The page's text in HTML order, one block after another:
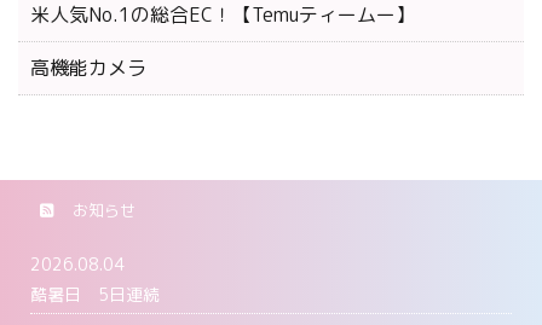
米人気No.1の総合EC！【Temuティームー】
高機能カメラ
お知らせ
2026.08.04
酷暑日 5日連続